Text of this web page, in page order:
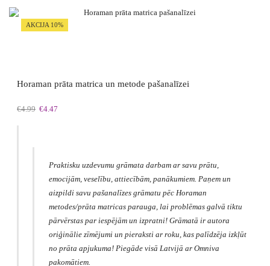
AKCIJA 10%
Horaman prāta matrica un metode pašanalīzei
€4.99 Original
€4.47
Praktisku uzdevumu grāmata darbam ar savu prātu,
emocijām, veselību, attiecībām, panākumiem. Paņem un
aizpildi savu pašanalīzes grāmatu pēc Horaman
metodes/prāta matricas parauga, lai problēmas galvā tiktu
pārvērstas par iespējām un izpratni! Grāmatā ir autora
oriģinālie zīmējumi un pieraksti ar roku, kas palīdzēja izkļūt
no prāta apjukuma! Piegāde visā Latvijā ar Omniva
pakomātiem.